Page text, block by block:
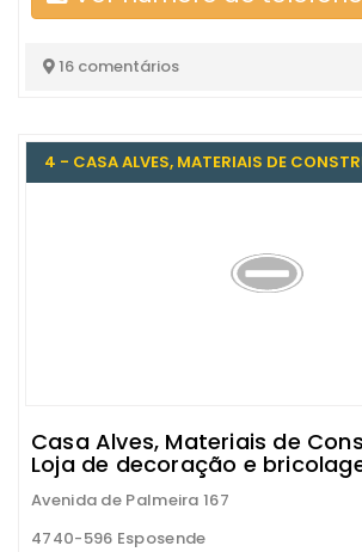
16 comentários
4 - CASA ALVES, MATERIAIS DE
Casa Alves, Materiais de
Loja de decoração e
Avenida de Palmeira 167
4740-596 Esposende